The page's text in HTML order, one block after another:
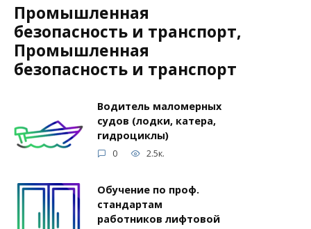
Промышленная
безопасность и транспорт,
Промышленная
безопасность и транспорт
Водитель маломерных
судов (лодки, катера,
гидроциклы)
0 2.5к.
Обучение по проф.
стандартам
работников лифтовой